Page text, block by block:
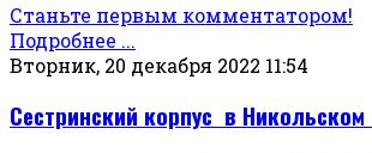
Станьте первым комментатором!
Подробнее ...
Вторник, 20 декабря 2022 11:54
Сестринский корпус в Никольском